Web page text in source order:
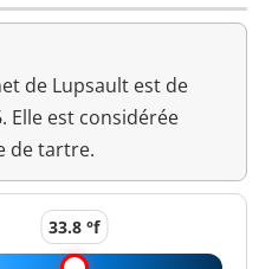
de Lupsault est de
Elle est considérée
de tartre.
33.8 °f